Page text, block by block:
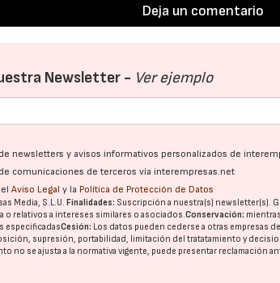
Deja un comentario
Newsletter - Ver ejemplo
newsletters y avisos informativos personalizados de
comunicaciones de terceros vía interempresas.net
elAviso Legal y la Política de Protección de Datos
Media, S.L.U.Finalidades: Suscripción a nuestra(s) newsletter(s).
o relativos a intereses similares o asociados.Conservación:
especificadasCesión: Los datos pueden cederse a otras empresas
supresión, portabilidad, limitación del tratatamiento y
no se ajusta a la normativa vigente, puede presentar reclamación